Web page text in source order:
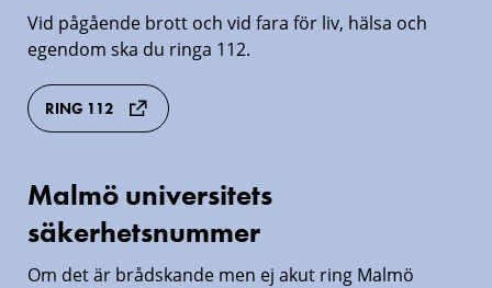
alltid
112
i
nödsituation
Vid pågående brott och vid fara för liv, hälsa och
egendom ska du ringa 112.
RING 112
Malmö
universitets
säkerhetsnummer
Malmö universitets
säkerhetsnummer
Om det är brådskande men ej akut ring Malmö